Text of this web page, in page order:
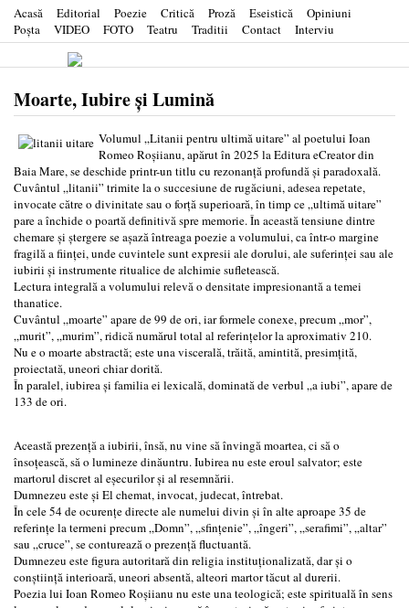
Acasă Editorial Poezie Critică Proză Eseistică
Opiniuni
Poşta
VIDEO FOTO Teatru Traditii Contact Interviu
Moarte, Iubire și Lumină
Volumul „Litanii pentru ultimă uitare” al poetului Ioan
Romeo Roșiianu, apărut în 2025 la Editura eCreator din
Baia Mare, se deschide printr-un titlu cu rezonanță profundă și paradoxală.
Cuvântul „litanii” trimite la o succesiune de rugăciuni, adesea repetate,
invocate către o divinitate sau o forță superioară, în timp ce „ultimă uitare”
pare a închide o poartă definitivă spre memorie. În această tensiune dintre
chemare și ștergere se așază întreaga poezie a volumului, ca într-o margine
fragilă a ființei, unde cuvintele sunt expresii ale dorului, ale suferinței sau ale
iubirii şi instrumente ritualice de alchimie sufletească.
Lectura integrală a volumului relevă o densitate impresionantă a temei
thanatice.
Cuvântul „moarte” apare de 99 de ori, iar formele conexe, precum „mor”,
„murit”, „murim”, ridică numărul total al referințelor la aproximativ 210.
Nu e o moarte abstractă; este una viscerală, trăită, amintită, presimțită,
proiectată, uneori chiar dorită.
În paralel, iubirea și familia ei lexicală, dominată de verbul „a iubi”, apare de
133 de ori.
Această prezență a iubirii, însă, nu vine să învingă moartea, ci să o
însoțească, să o lumineze dinăuntru. Iubirea nu este eroul salvator; este
martorul discret al eșecurilor și al resemnării.
Dumnezeu este și El chemat, invocat, judecat, întrebat.
În cele 54 de ocurențe directe ale numelui divin și în alte aproape 35 de
referințe la termeni precum „Domn”, „sfințenie”, „îngeri”, „serafimi”, „altar”
sau „cruce”, se conturează o prezență fluctuantă.
Dumnezeu este figura autoritară din religia instituționalizată, dar și o
conștiință interioară, uneori absentă, alteori martor tăcut al durerii.
Poezia lui Ioan Romeo Roșiianu nu este una teologică; este spirituală în sens